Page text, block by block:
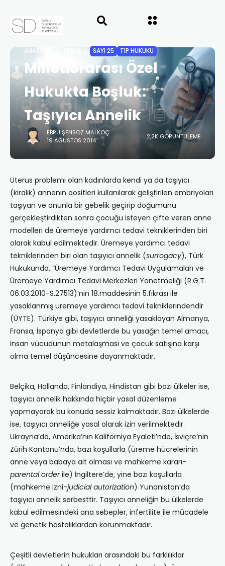
ANASAYFA SAYI 25 TIP HUKUKU
Milletlerarası Özel
Hukukta Boşluk:
Taşıyıcı Annelik
EBRU ŞENSÖZ MALKOÇ
19 AĞUSTOS 2014
2,2K GÖRÜNTÜLEME
Uterus problemi olan kadınlarda kendi ya da taşıyıcı
(kiralık) annenin oositleri kullanılarak geliştirilen embriyoları
taşıyan ve onunla bir gebelik geçirip doğumunu
gerçekleştirdikten sonra çocuğu isteyen çifte veren anne
modelleri de üremeye yardımcı tedavi tekniklerinden biri
olarak kabul edilmektedir. Üremeye yardımcı tedavi
tekniklerinden biri olan taşıyıcı annelik (surrogacy), Türk
Hukukunda, “Üremeye Yardımcı Tedavi Uygulamaları ve
Üremeye Yardımcı Tedavi Merkezleri Yönetmeliği (R.G.T.
06.03.2010-S.27513)’nin 18.maddesinin 5.fıkrası ile
yasaklanmış üremeye yardımcı tedavi tekniklerindendir
(ÜYTE). Türkiye gibi, taşıyıcı anneliği yasaklayan Almanya,
Fransa, İspanya gibi devletlerde bu yasağın temel amacı,
insan vücudunun metalaşması ve çocuk satışına karşı
olma temel düşüncesine dayanmaktadır.
Belçika, Hollanda, Finlandiya, Hindistan gibi bazı ülkeler ise,
taşıyıcı annelik hakkında hiçbir yasal düzenleme
yapmayarak bu konuda sessiz kalmaktadır. Bazı ülkelerde
ise, taşıyıcı anneliğe yasal olarak izin verilmektedir.
Ukrayna’da, Amerika’nın Kaliforniya Eyaleti’nde, İsviçre’nin
Zürih Kantonu’nda, bazı koşullarla (üreme hücrelerinin
anne veya babaya ait olması ve mahkeme kararı-
parental orderile) İngiltere’de, yine bazı koşullarla
(mahkeme izni-judicial autorization) Yunanistan’da
taşıyıcı annelik serbesttir. Taşıyıcı anneliğin bu ülkelerde
kabul edilmesindeki ana sebepler, infertilite ile mücadele
ve genetik hastalıklardan korunmaktadır.
Çeşitli devletlerin hukukları arasındaki bu farklılıklar